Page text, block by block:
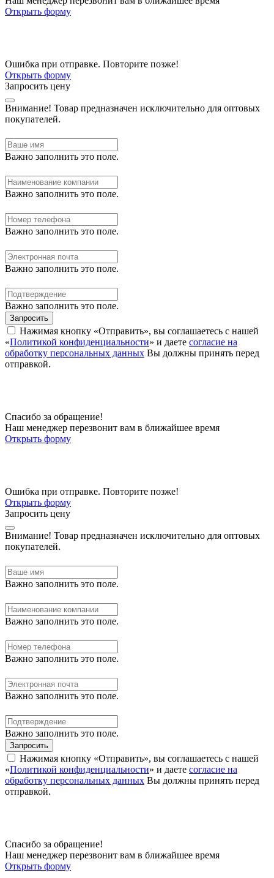
Открыть форму
Ошибка при отправке. Повторите позже!
Открыть форму
Запросить цену
Внимание! Товар предназначен исключительно для оптовых
покупателей.
Важно заполнить это поле.
Важно заполнить это поле.
Важно заполнить это поле.
Важно заполнить это поле.
Важно заполнить это поле.
Запросить
Нажимая кнопку «Отправить», вы соглашаетесь с нашей
«Политикой конфиденциальности» и даете согласие на
обработку персональных данных Вы должны принять перед
отправкой.
Спасибо за обращение!
Наш менеджер перезвонит вам в ближайшее время
Открыть форму
Ошибка при отправке. Повторите позже!
Открыть форму
Запросить цену
Внимание! Товар предназначен исключительно для оптовых
покупателей.
Важно заполнить это поле.
Важно заполнить это поле.
Важно заполнить это поле.
Важно заполнить это поле.
Важно заполнить это поле.
Запросить
Нажимая кнопку «Отправить», вы соглашаетесь с нашей
«Политикой конфиденциальности» и даете согласие на
обработку персональных данных Вы должны принять перед
отправкой.
Спасибо за обращение!
Наш менеджер перезвонит вам в ближайшее время
Открыть форму